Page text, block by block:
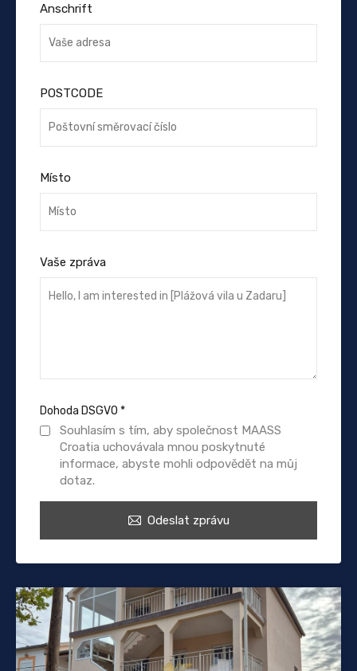
Anschrift
POSTCODE
Místo
Vaše zpráva
Dohoda DSGVO *
Souhlasím s tím, aby společnost MAASS
Croatia uchovávala mnou poskytnuté
informace, abyste mohli odpovědět na můj
dotaz.
Odeslat zprávu